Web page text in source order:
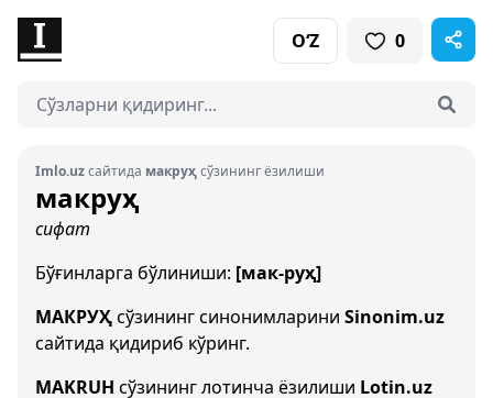
O‘Z 0
Imlo.uzсайтида макруҳсўзининг ёзилиши
макруҳ
сифат
Бўғинларга бўлиниши: [мак-руҳ]
МАКРУҲсўзининг синонимларини Sinonim.uz
сайтида қидириб кўринг.
MAKRUH сўзининг лотинча ёзилиши Lotin.uz